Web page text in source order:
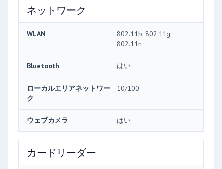
ネットワーク
WLAN
802.11b, 802.11g,
802.11n
Bluetooth はい
ローカルエリアネットワー
ク
10/100
ウェブカメラ はい
カードリーダー